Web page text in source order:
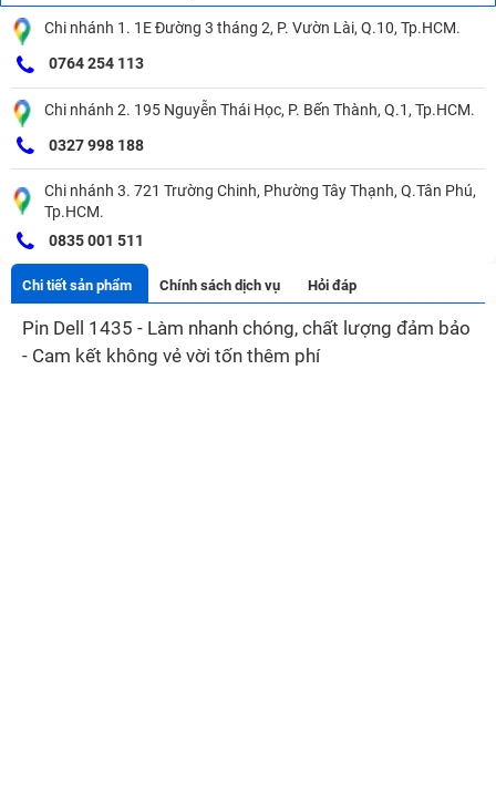
Chi nhánh 1. 1E Đường 3 tháng 2, P. Vườn Lài, Q.10, Tp.HCM.
0764 254 113
Chi nhánh 2. 195 Nguyễn Thái Học, P. Bến Thành, Q.1, Tp.HCM.
0327 998 188
Chi nhánh 3. 721 Trường Chinh, Phường Tây Thạnh, Q.Tân Phú,
Tp.HCM.
0835 001 511
Chi tiết sản phẩm Chính sách dịch vụ Hỏi đáp
Pin Dell 1435 - Làm nhanh chóng, chất lượng đảm bảo
- Cam kết không vẻ vời tốn thêm phí